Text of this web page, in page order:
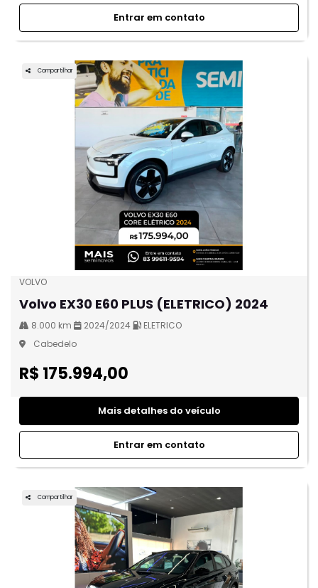
Entrar em contato
Compartilhar
VOLVO
Volvo EX30 E60 PLUS (ELETRICO) 2024
8.000 km 2024/2024
ELETRICO
Cabedelo
R$ 175.994,00
Mais detalhes do veículo
Entrar em contato
Compartilhar